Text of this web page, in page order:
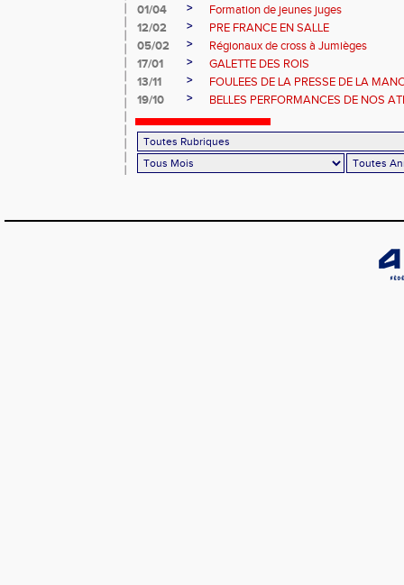
01/04
>
Formation de jeunes juges
12/02
>
PRE FRANCE EN SALLE
05/02
>
Régionaux de cross à Jumièges
17/01
>
GALETTE DES ROIS
13/11
>
FOULEES DE LA PRESSE DE LA
19/10
> BELLES PERFORMANCES DE NOS